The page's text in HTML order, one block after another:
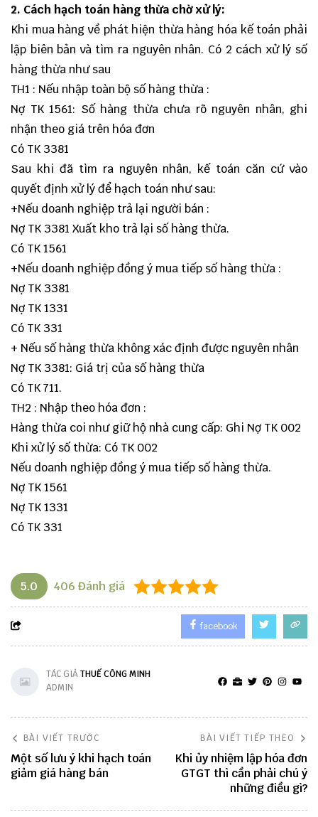
2. Cách hạch toán hàng thừa chờ xử lý:
Khi mua hàng về phát hiện thừa hàng hóa kế toán phải
lập biên bản và tìm ra nguyên nhân. Có 2 cách xử lý số
hàng thừa như sau
TH1 : Nếu nhập toàn bộ số hàng thừa :
Nợ TK 1561: Số hàng thừa chưa rõ nguyên nhân, ghi
nhận theo giá trên hóa đơn
Có TK 3381
Sau khi đã tìm ra nguyên nhân, kế toán căn cứ vào
quyết định xử lý để hạch toán như sau:
+Nếu doanh nghiệp trả lại người bán :
Nợ TK 3381 Xuất kho trả lại số hàng thừa.
Có TK 1561
+Nếu doanh nghiệp đồng ý mua tiếp số hàng thừa :
Nợ TK 3381
Nợ TK 1331
Có TK 331
+ Nếu số hàng thừa không xác định được nguyên nhân
Nợ TK 3381: Giá trị của số hàng thừa
Có TK 711.
TH2 : Nhập theo hóa đơn :
Hàng thừa coi như giữ hộ nhà cung cấp: Ghi Nợ TK 002
Khi xử lý số thừa: Có TK 002
Nếu doanh nghiệp đồng ý mua tiếp số hàng thừa.
Nợ TK 1561
Nợ TK 1331
Có TK 331
5.0 406 Đánh giá
facebook
TÁC GIẢTHUẾ CÔNG MINH
ADMIN
BÀI VIẾT TRƯỚC
Một số lưu ý khi hạch toán
giảm giá hàng bán
BÀI VIẾT TIẾP THEO
Khi ủy nhiệm lập hóa đơn
GTGT thì cần phải chú ý
những điều gì?